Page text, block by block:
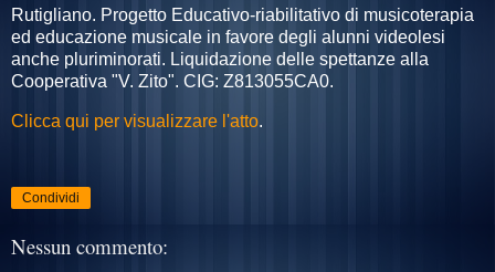
Rutigliano. Progetto Educativo-riabilitativo di musicoterapia
ed educazione musicale in favore degli alunni videolesi
anche pluriminorati. Liquidazione delle spettanze alla
Cooperativa "V. Zito". CIG: Z813055CA0.
Clicca qui per visualizzare l'atto.
Condividi
Nessun commento: